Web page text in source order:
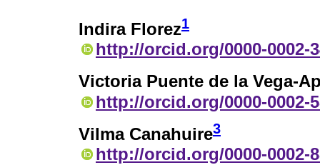
Indira Florez1
http://orcid.org/0000-0002-
Victoria Puente de la Vega-
http://orcid.org/0000-0002-
Vilma Canahuire3
http://orcid.org/0000-0002-